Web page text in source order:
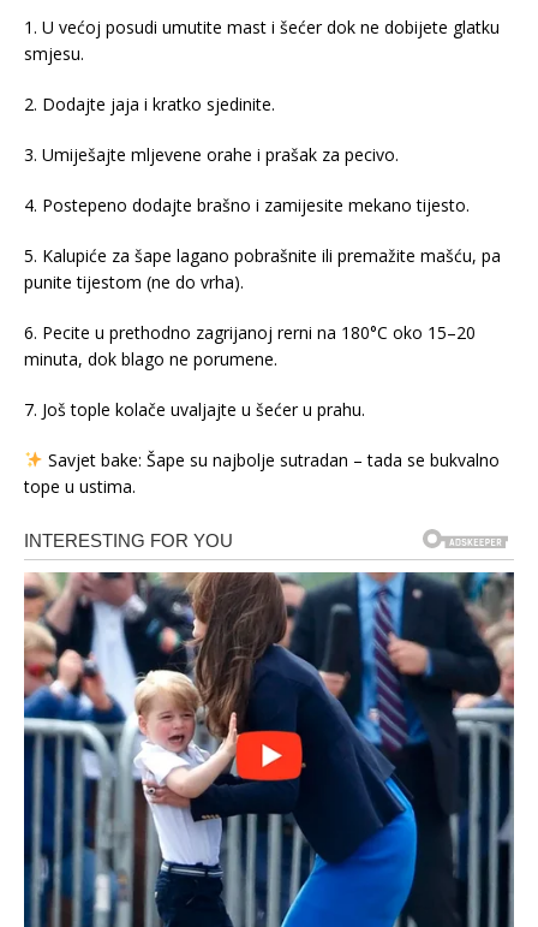
1. U većoj posudi umutite mast i šećer dok ne dobijete glatku
smjesu.
2. Dodajte jaja i kratko sjedinite.
3. Umiješajte mljevene orahe i prašak za pecivo.
4. Postepeno dodajte brašno i zamijesite mekano tijesto.
5. Kalupiće za šape lagano pobrašnite ili premažite mašću, pa
punite tijestom (ne do vrha).
6. Pecite u prethodno zagrijanoj rerni na 180°C oko 15–20
minuta, dok blago ne porumene.
7. Još tople kolače uvaljajte u šećer u prahu.
Savjet bake: Šape su najbolje sutradan – tada se bukvalno
tope u ustima.